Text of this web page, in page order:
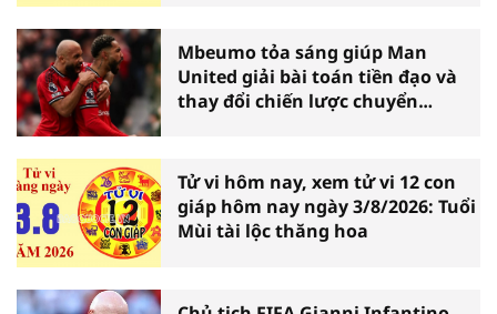
Mbeumo tỏa sáng giúp Man
United giải bài toán tiền đạo và
thay đổi chiến lược chuyển
Tử vi hôm nay, xem tử vi 12 con
giáp hôm nay ngày 3/8/2026: Tuổi
Mùi tài lộc thăng hoa